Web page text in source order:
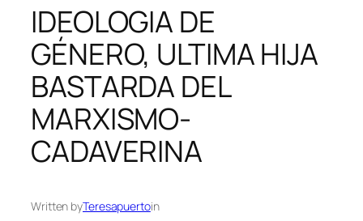
IDEOLOGIA DE
GÉNERO, ULTIMA HIJA
BASTARDA DEL
MARXISMO-
CADAVERINA
Written byTeresapuertoin